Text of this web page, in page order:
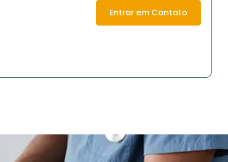
Entrar em Contato